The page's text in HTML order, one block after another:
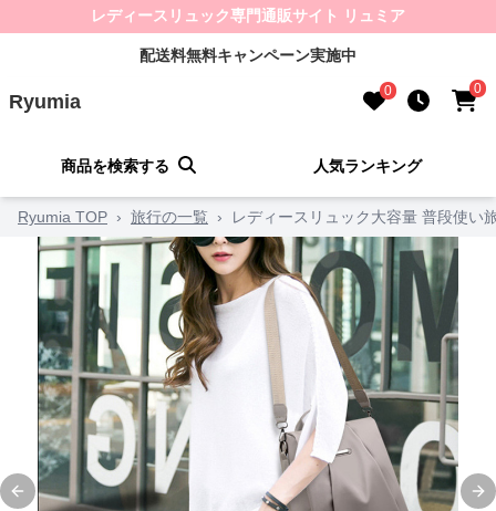
レディースリュック専門通販サイト リュミア
配送料無料キャンペーン実施中
Ryumia 0 0
商品を検索する 人気ランキング
Ryumia TOP › 旅行の一覧 › レディースリュック大容量 普段使い
Previous slide